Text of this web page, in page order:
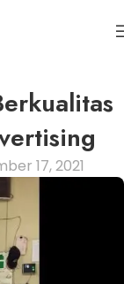
17, 2021